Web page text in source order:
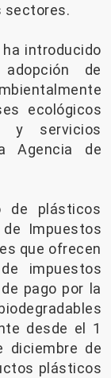
sectores.
introducido
de
ecológicos
y servicios
Agencia de
de plásticos
de Impuestos
que ofrecen
impuestos
pago por la
desde el 1
diciembre de
plásticos